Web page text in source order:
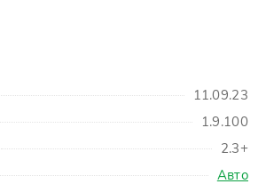
11.09.23
1.9.100
2.3+
Авто